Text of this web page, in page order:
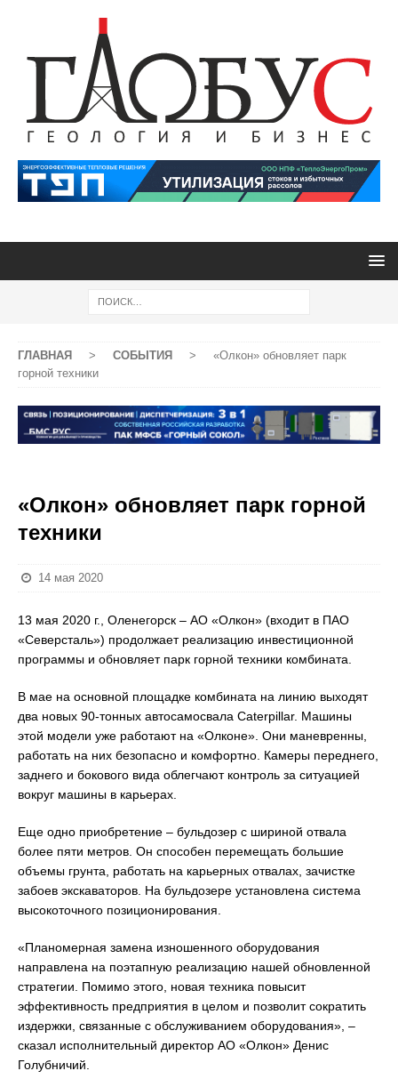
ГЛАВНАЯ > СОБЫТИЯ >
«Олкон» обновляет парк
горной техники
«Олкон» обновляет парк горной
техники
14 мая 2020
13 мая 2020 г., Оленегорск – АО «Олкон» (входит в ПАО
«Северсталь») продолжает реализацию инвестиционной
программы и обновляет парк горной техники комбината.
В мае на основной площадке комбината на линию выходят
два новых 90-тонных автосамосвала Caterpillar. Машины
этой модели уже работают на «Олконе». Они маневренны,
работать на них безопасно и комфортно. Камеры переднего,
заднего и бокового вида облегчают контроль за ситуацией
вокруг машины в карьерах.
Еще одно приобретение – бульдозер с шириной отвала
более пяти метров. Он способен перемещать большие
объемы грунта, работать на карьерных отвалах, зачистке
забоев экскаваторов. На бульдозере установлена система
высокоточного позиционирования.
«Планомерная замена изношенного оборудования
направлена на поэтапную реализацию нашей обновленной
стратегии. Помимо этого, новая техника повысит
эффективность предприятия в целом и позволит сократить
издержки, связанные с обслуживанием оборудования», –
сказал исполнительный директор АО «Олкон» Денис
Голубничий.